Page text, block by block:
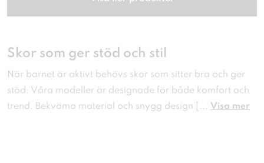
Skor som ger stöd och stil
När barnet är aktivt behövs skor som sitter bra och ger
stöd. Våra modeller är designade för både komfort och
trend. Bekväma material och snygg design [
... Visa mer